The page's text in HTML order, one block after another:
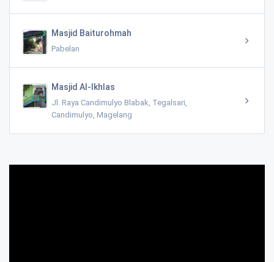
Masjid Baiturohmah
Pabelan
Masjid Al-Ikhlas
Jl. Raya Candimulyo Blabak, Tegalsari,
Candimulyo, Magelang